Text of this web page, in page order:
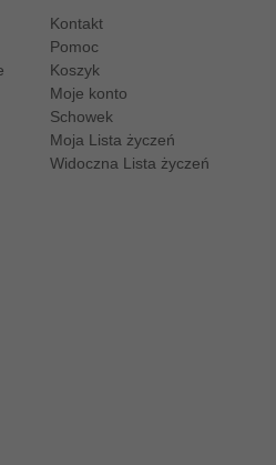
Kontakt
Pomoc
Koszyk
Moje konto
Schowek
Moja Lista życzeń
Widoczna Lista życzeń